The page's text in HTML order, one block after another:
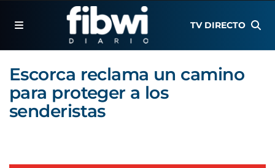
TV DIRECTO
Escorca reclama un camino
para proteger a los
senderistas